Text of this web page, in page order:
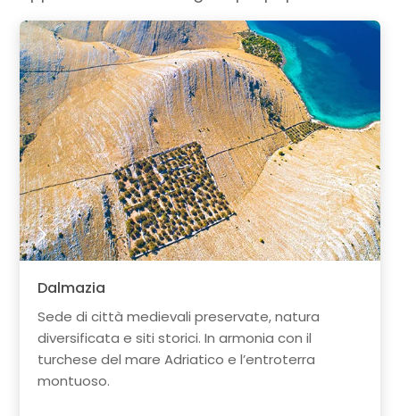
Dalmazia
Sede di città medievali preservate, natura
diversificata e siti storici. In armonia con il
turchese del mare Adriatico e l’entroterra
montuoso.